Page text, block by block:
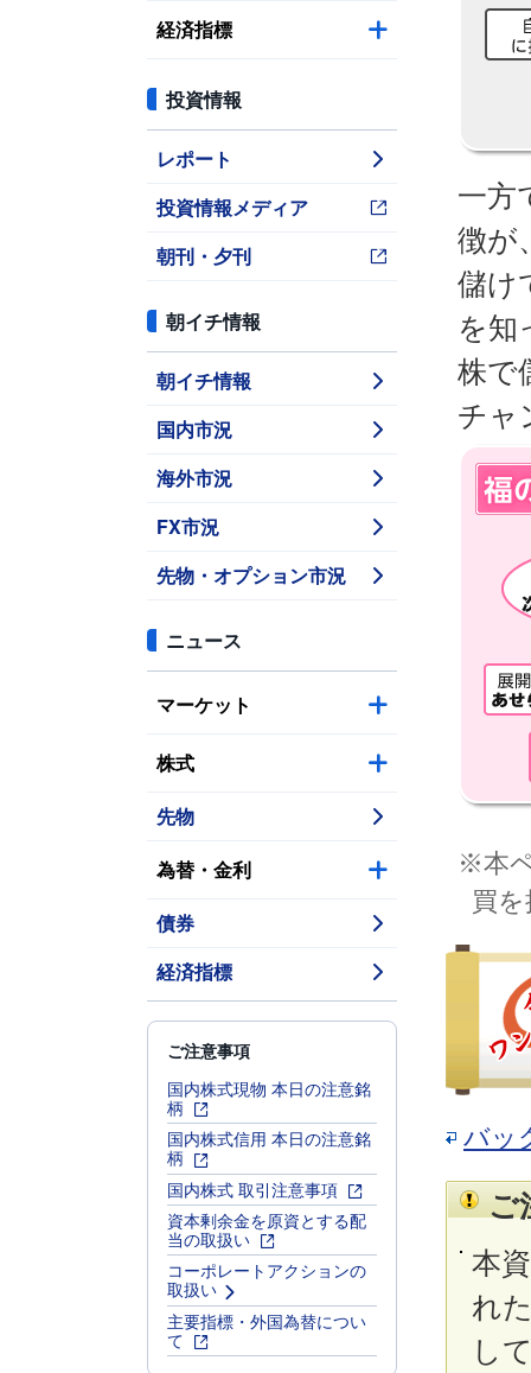
経済指標
投資情報
レポート
投資情報メディア
朝刊・夕刊
朝イチ情報
朝イチ情報
国内市況
海外市況
FX市況
先物・オプション市況
ニュース
マーケット
株式
先物
為替・金利
債券
経済指標
ご注意事項
国内株式現物 本日の注意銘
柄
国内株式信用 本日の注意銘
柄
国内株式 取引注意事項
資本剰余金を原資とする配
当の取扱い
コーポレートアクションの
取扱い
主要指標・外国為替につい
て
一方
徴が
儲け
を知
株で
チャ
※本
買
バッ
ご
本
れ
し